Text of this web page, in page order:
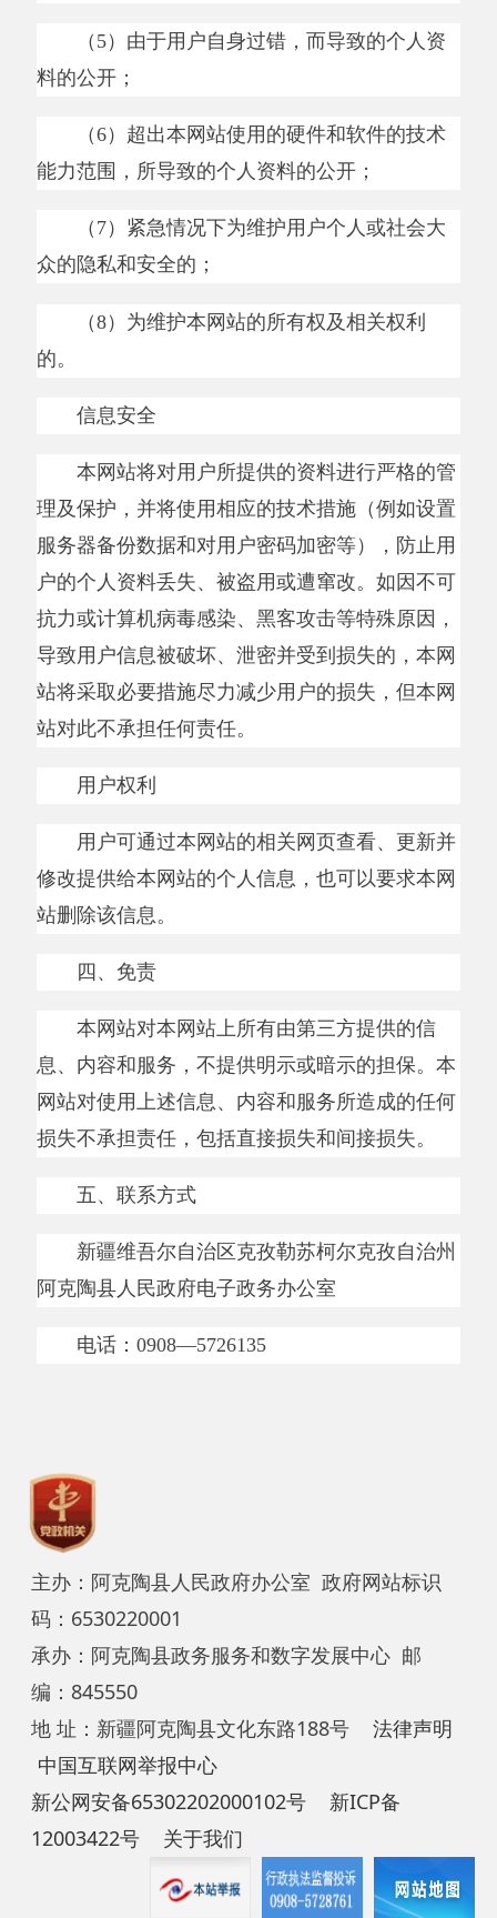
用户权利
修改提供给本网站的个人信息，也可以要求本网
站删除该信息。
四、免责
本网站对本网站上所有由第三方提供的信
网站对使用上述信息、内容和服务所造成的任何
损失不承担责任，包括直接损失和间接损失。
五、联系方式
新疆维吾尔自治区克孜勒苏柯尔克孜自治州
阿克陶县人民政府电子政务办公室
电话：0908—5726135
码：6530220001
承办：阿克陶县政务服务和数字发展中心 邮
编：845550
地 址：新疆阿克陶县文化东路188号 法律声明
中国互联网举报中心
新公网安备65302202000102号
12003422号
关于我们